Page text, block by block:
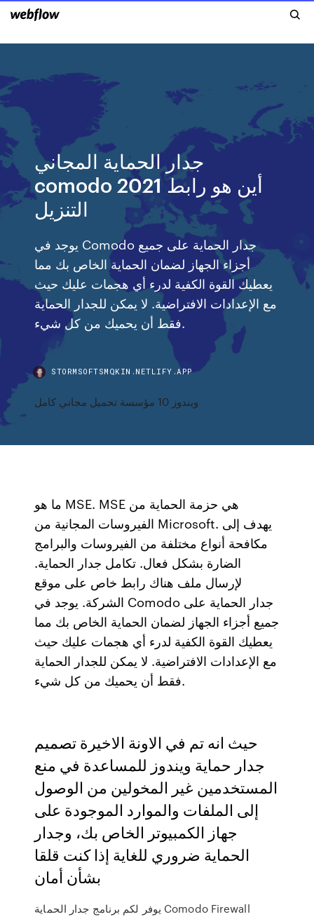
جدار الحماية المجاني
comodo 2021 أين هو رابط
التنزيل
يوجد في Comodo جدار الحماية على جميع
أجزاء الجهاز لضمان الحماية الخاص بك مما
يعطيك القوة الكفية لدرء أي هجمات عليك حيث
مع الإعدادات الافتراضية. لا يمكن للجدار الحماية
فقط أن يحميك من كل شيء.
STORMSOFTSMQKIN.NETLIFY.APP
ويندوز 10 مؤسسة تحميل مجاني كامل
ما هو MSE. MSE هي حزمة الحماية من
الفيروسات المجانية من Microsoft. يهدف إلى
مكافحة أنواع مختلفة من الفيروسات والبرامج
الضارة بشكل فعال. تكامل جدار الحماية.
لإرسال ملف هناك رابط خاص على موقع
الشركة. يوجد في Comodo جدار الحماية على
جميع أجزاء الجهاز لضمان الحماية الخاص بك مما
يعطيك القوة الكفية لدرء أي هجمات عليك حيث
مع الإعدادات الافتراضية. لا يمكن للجدار الحماية
فقط أن يحميك من كل شيء.
حيث انه تم في الاونة الاخيرة تصميم
جدار حماية ويندوز للمساعدة في منع
المستخدمين غير المخولين من الوصول
إلى الملفات والموارد الموجودة على
جهاز الكمبيوتر الخاص بك، وجدار
الحماية ضروري للغاية إذا كنت قلقا
بشأن أمان
يوفر لكم برنامج جدار الحماية Comodo Firewall